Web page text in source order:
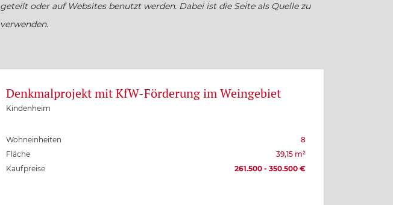
geteilt oder auf Websites benutzt werden. Dabei ist die Seite als Quelle zu
verwenden.
Denkmalprojekt mit KfW-Förderung im Weingebiet
Kindenheim
Wohneinheiten
8
Fläche
39,15 m²
Kaufpreise
261.500 - 350.500 €